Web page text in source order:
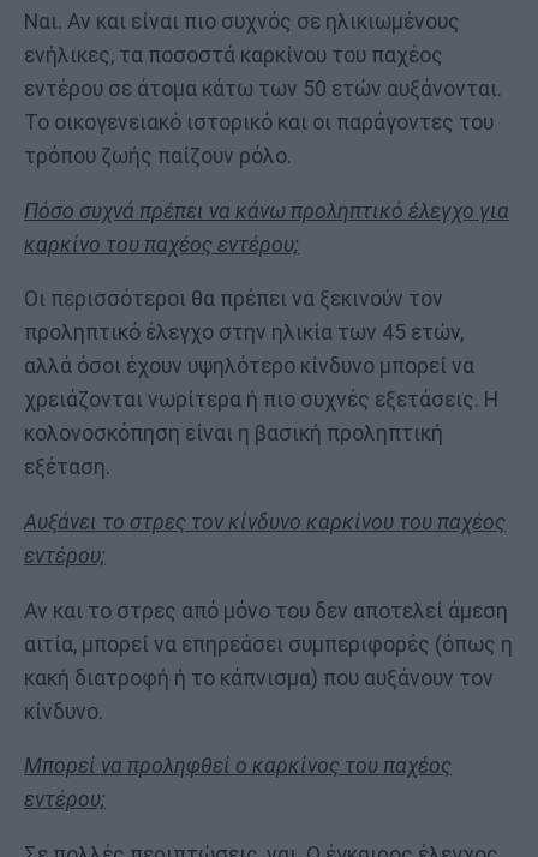
Ναι. Αν και είναι πιο συχνός σε ηλικιωμένους
ενήλικες, τα ποσοστά καρκίνου του παχέος
εντέρου σε άτομα κάτω των 50 ετών αυξάνονται.
Το οικογενειακό ιστορικό και οι παράγοντες του
τρόπου ζωής παίζουν ρόλο.
Πόσο συχνά πρέπει να κάνω προληπτικό έλεγχο για
καρκίνο του παχέος εντέρου;
Οι περισσότεροι θα πρέπει να ξεκινούν τον
προληπτικό έλεγχο στην ηλικία των 45 ετών,
αλλά όσοι έχουν υψηλότερο κίνδυνο μπορεί να
χρειάζονται νωρίτερα ή πιο συχνές εξετάσεις. Η
κολονοσκόπηση είναι η βασική προληπτική
εξέταση.
Αυξάνει το στρες τον κίνδυνο καρκίνου του παχέος
εντέρου;
Αν και το στρες από μόνο του δεν αποτελεί άμεση
αιτία, μπορεί να επηρεάσει συμπεριφορές (όπως η
κακή διατροφή ή το κάπνισμα) που αυξάνουν τον
κίνδυνο.
Μπορεί να προληφθεί ο καρκίνος του παχέος
εντέρου;